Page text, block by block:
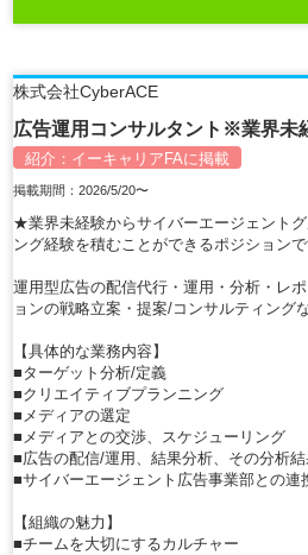
株式会社CyberACE
広告運用コンサルタント※業界未
紹介： イーキャリアFAに掲載
掲載期間：2026/5/20〜
★業界未経験からサイバーエージェント
ング経験を積むことができるポジション
運用型広告の配信代行・運用・分析・レ
ョンの戦略立案・提案/コンサルティング
【具体的な業務内容】
■ターゲット分析/定義
■クリエイティブプランニング
■メディアの選定
■メディアとの交渉、スケジューリング
■広告の配信/運用、結果分析、その分析
■サイバーエージェント広告事業部との連
【組織の魅力】
■チームを大切にするカルチャー